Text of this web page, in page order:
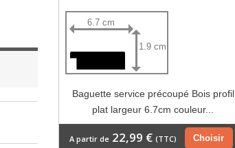
6.7 cm
1.9 cm
Baguette service précoupé Bois profil
plat largeur 6.7cm couleur...
Choisir
A partir de 22,99 € (TTC)